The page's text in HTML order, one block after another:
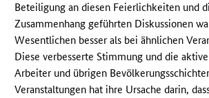
Beteiligung an diesen Feierlichkeiten und
Zusammenhang geführten Diskussionen
Wesentlichen besser als bei ähnlichen
Diese verbesserte Stimmung und die
Arbeiter und übrigen
Veranstaltungen hat ihre Ursache darin,